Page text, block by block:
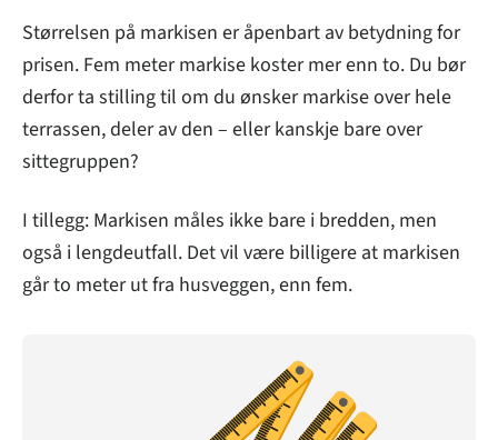
Størrelsen på markisen er åpenbart av betydning for
prisen. Fem meter markise koster mer enn to. Du bør
derfor ta stilling til om du ønsker markise over hele
terrassen, deler av den – eller kanskje bare over
sittegruppen?
I tillegg: Markisen måles ikke bare i bredden, men
også i lengdeutfall. Det vil være billigere at markisen
går to meter ut fra husveggen, enn fem.